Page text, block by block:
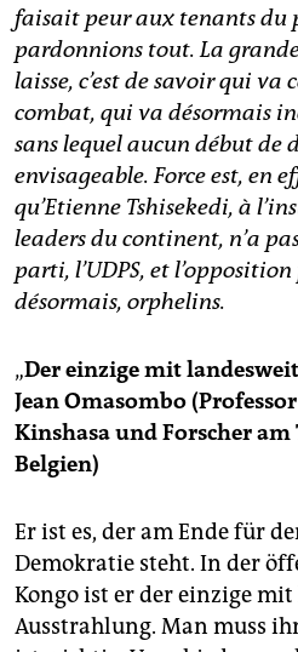
faisait peur aux tenants du
pardonnions tout. La
laisse, c’est de savoir qui
combat, qui va désormais
sans lequel aucun début de
envisageable. Force est, en
qu’Etienne Tshisekedi, à
leaders du continent, n’a
parti, l’UDPS, et
désormais, orphelins.
„Der einzige mit
Jean Omasombo
Kinshasa und Forscher
Belgien)
Er ist es, der am Ende für
Demokratie steht. In der
Kongo ist er der einzige
Ausstrahlung. Man muss